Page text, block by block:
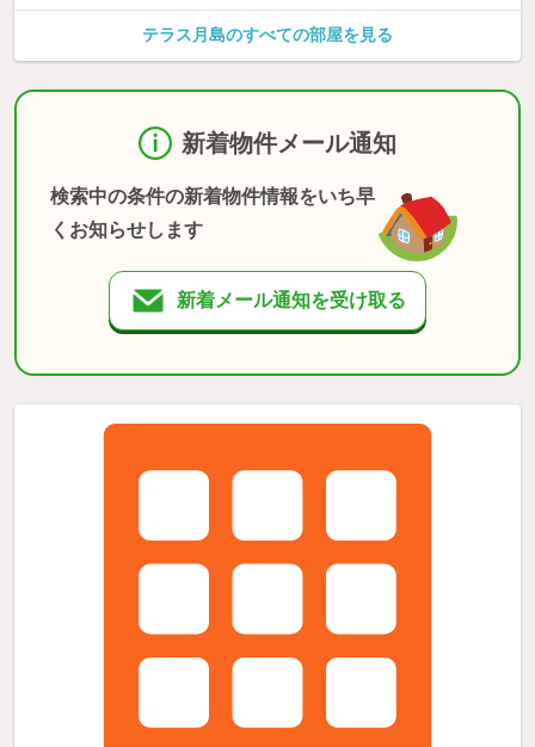
テラス月島のすべての部屋を見る
新着物件メール通知
検索中の条件の新着物件情報をいち早
くお知らせします
新着メール通知を受け取る